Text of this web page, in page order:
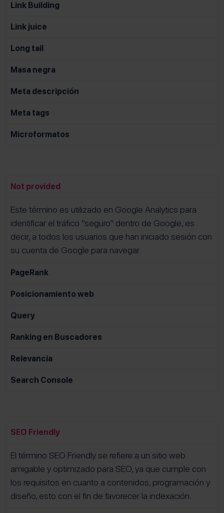
Link Building
Link juice
Long tail
Masa negra
Meta descripción
Meta tags
Microformatos
Not provided
Este término es utilizado en Google Analytics para
identificar el tráfico “seguro” dentro de Google, es
decir, a todos los usuarios que han iniciado sesión con
su cuenta de Google para navegar.
PageRank
Posicionamiento web
Query
Ranking en Buscadores
Relevancia
Search Console
SEO Friendly
El término SEO Friendly se refiere a un sitio web
amigable y optimizado para SEO, ya que cumple con
los requisitos en cuanto a contenidos, programación y
diseño, esto con el fin de favorecer la indexación.